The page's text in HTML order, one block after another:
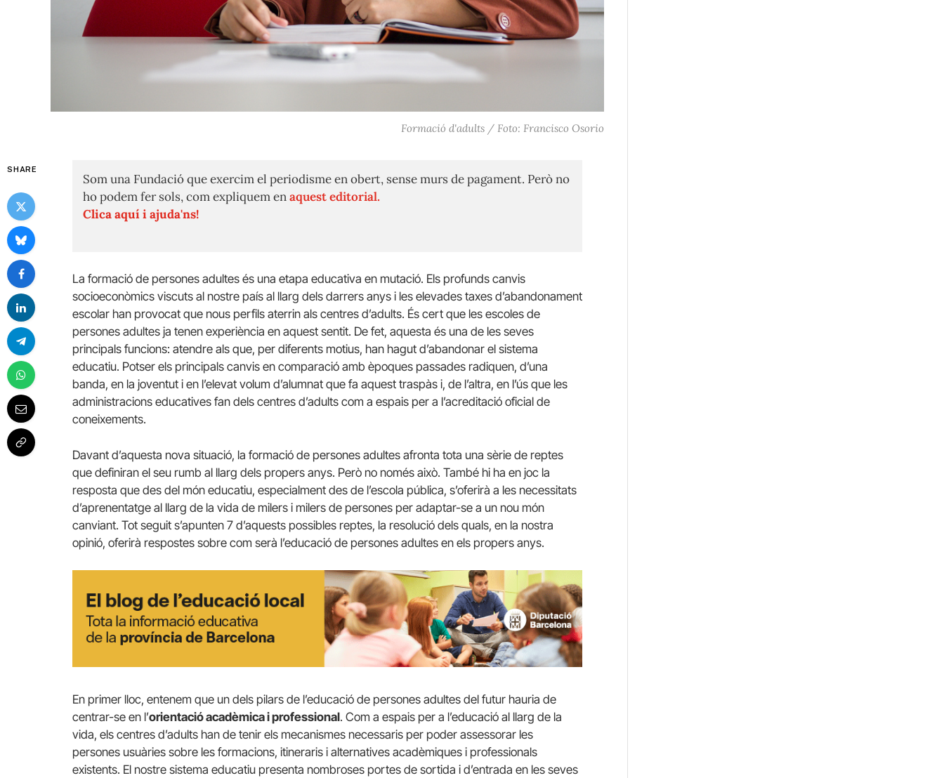
Formació d'adults / Foto: Francisco Osorio
SHARE
Som una Fundació que exercim el periodisme en obert, sense murs de pagament. Però no
ho podem fer sols, com expliquem enaquest editorial.
Clica aquí i ajuda'ns!
La formació de persones adultes és una etapa educativa en mutació. Els profunds canvis
socioeconòmics viscuts al nostre país al llarg dels darrers anys i les elevades taxes d’abandonament
escolar han provocat que nous perfils aterrin als centres d’adults. És cert que les escoles de
persones adultes ja tenen experiència en aquest sentit. De fet, aquesta és una de les seves
principals funcions: atendre als que, per diferents motius, han hagut d’abandonar el sistema
educatiu. Potser els principals canvis en comparació amb èpoques passades radiquen, d’una
banda, en la joventut i en l’elevat volum d’alumnat que fa aquest traspàs i, de l’altra, en l’ús que les
administracions educatives fan dels centres d’adults com a espais per a l’acreditació oficial de
coneixements.
Davant d’aquesta nova situació, la formació de persones adultes afronta tota una sèrie de reptes
que definiran el seu rumb al llarg dels propers anys. Però no només això. També hi ha en joc la
resposta que des del món educatiu, especialment des de l’escola pública, s’oferirà a les necessitats
d’aprenentatge al llarg de la vida de milers i milers de persones per adaptar-se a un nou món
canviant. Tot seguit s’apunten 7 d’aquests possibles reptes, la resolució dels quals, en la nostra
opinió, oferirà respostes sobre com serà l’educació de persones adultes en els propers anys.
En primer lloc, entenem que un dels pilars de l’educació de persones adultes del futur hauria de
centrar-se en l’orientació acadèmica i professional. Com a espais per a l’educació al llarg de la
vida, els centres d’adults han de tenir els mecanismes necessaris per poder assessorar les
persones usuàries sobre les formacions, itineraris i alternatives acadèmiques i professionals
existents. El nostre sistema educatiu presenta nombroses portes de sortida i d’entrada en les seves